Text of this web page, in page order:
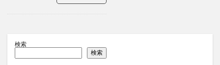
検索
検索